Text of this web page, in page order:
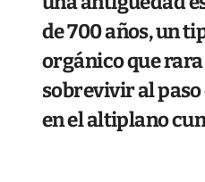
de 700 años, un
orgánico que
sobrevivir al
en el altiplano